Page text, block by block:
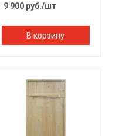
9 900руб./шт
В корзину